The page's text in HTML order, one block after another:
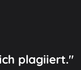
plagiiert."